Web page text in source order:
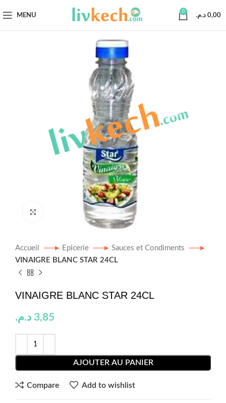
MENU
0
0,00 د.م.
Click to enlarge
Accueil Epicerie
Sauces et Condiments
VINAIGRE BLANC STAR 24CL
VINAIGRE BLANC STAR 24CL
3,85 د.م.
AJOUTER AU PANIER
Compare Add to wishlist